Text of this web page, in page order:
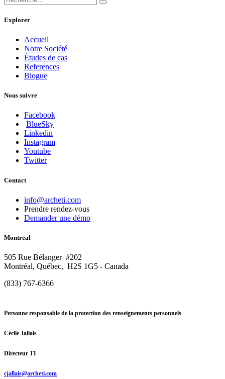
Explorer
Accueil
Notre Société
Études de cas
References
Blogue
Nous suivre
Facebook
BlueSky
Linkedin
Instagram
Youtube
Twitter
Contact
info@archeti.com
Prendre rendez-vous
Demander une démo
Montreal
505 Rue Bélanger #202
Montréal, Québec, H2S 1G5 - Canada
(833) 767-6366
Personne responsable de la protection des renseignements personnels
Cécile Jallais
Directeur TI
cjallais@archeti.com